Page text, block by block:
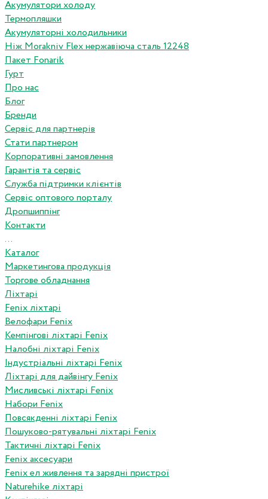
Акумулятори холоду
Термопляшки
Акумуляторні холодильники
Ніж Morakniv Flex нержавіюча сталь 12248
Пакет Fonarik
Гурт
Про нас
Блог
Бренди
Сервіс для партнерів
Стати партнером
Корпоративні замовлення
Гарантія та сервіс
Служба підтримки клієнтів
Сервіс оптового порталу
Дропшиппінг
Контакти
...
Каталог
Маркетингова продукція
Торгове обладнання
Ліхтарі
Fenix ліхтарі
Велофари Fenix
Кемпінгові ліхтарі Fenix
Налобні ліхтарі Fenix
Індустріальні ліхтарі Fenix
Ліхтарі для дайвінгу Fenix
Мисливські ліхтарі Fenix
Набори Fenix
Повсякденні ліхтарі Fenix
Пошуково-рятувальні ліхтарі Fenix
Тактичні ліхтарі Fenix
Fenix аксесуари
Fenix ел живлення та зарядні пристрої
Naturehike ліхтарі